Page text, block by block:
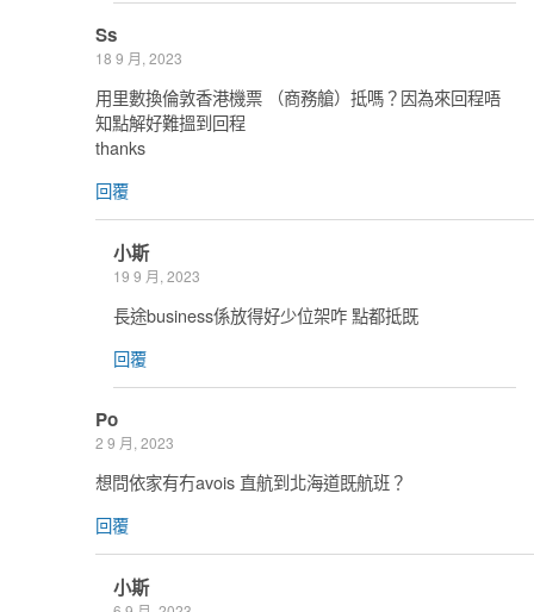
Ss
18 9 月, 2023
用里數換倫敦香港機票 （商務艙）抵嗎？因為來回程唔
知點解好難搵到回程
thanks
回覆
小斯
19 9 月, 2023
長途business係放得好少位架咋 點都抵既
回覆
Po
2 9 月, 2023
想問依家有冇avois 直航到北海道既航班？
回覆
小斯